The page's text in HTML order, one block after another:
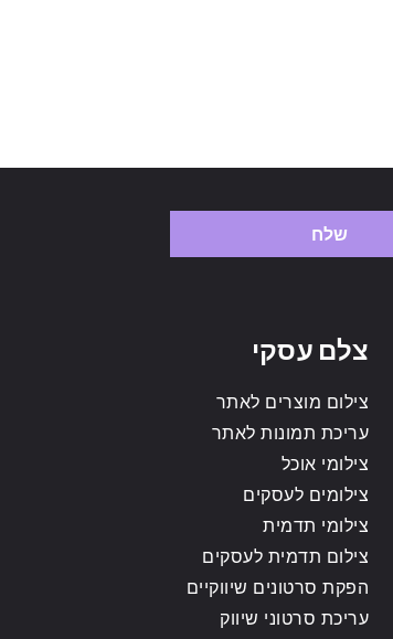
שלח
צלם עסקי
צילום מוצרים לאתר
עריכת תמונות לאתר
צילומי אוכל
צילומים לעסקים
צילומי תדמית
צילום תדמית לעסקים
הפקת סרטונים שיווקיים
עריכת סרטוני שיווק